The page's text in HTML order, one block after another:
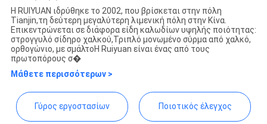
ΑΠΌΣΠΑΣΜΑ
SITEMAP
PRIVACY
POLICY
Tianjin Ruiyuan Electric
Material Co,.Ltd
Η RUIYUAN ιδρύθηκε το 2002, που βρίσκεται στην πόλη
Tianjin,τη δεύτερη μεγαλύτερη λιμενική πόλη στην Κίνα.
Επικεντρώνεται σε διάφορα είδη καλωδίων υψηλής ποιότητας:
στρογγυλό σίδηρο χαλκού,Τριπλό μονωμένο σύρμα από χαλκό,
ορθογώνιο, με σμάλτοΗ Ruiyuan είναι ένας από τους
πρωτοπόρους σ�
Μάθετε περισσότερων >
Γύρος εργοστασίων Ποιοτικός έλεγχος